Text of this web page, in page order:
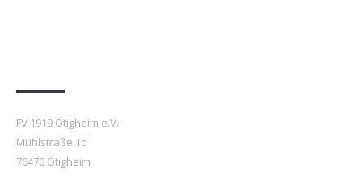
FV 1919 Ötigheim e.V.
Mühlstraße 1d
76470 Ötigheim